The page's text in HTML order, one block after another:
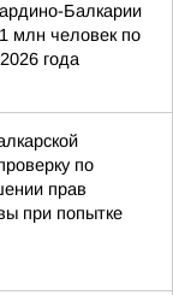
Балкарии
млн человек по
года
по
прав
при попытке